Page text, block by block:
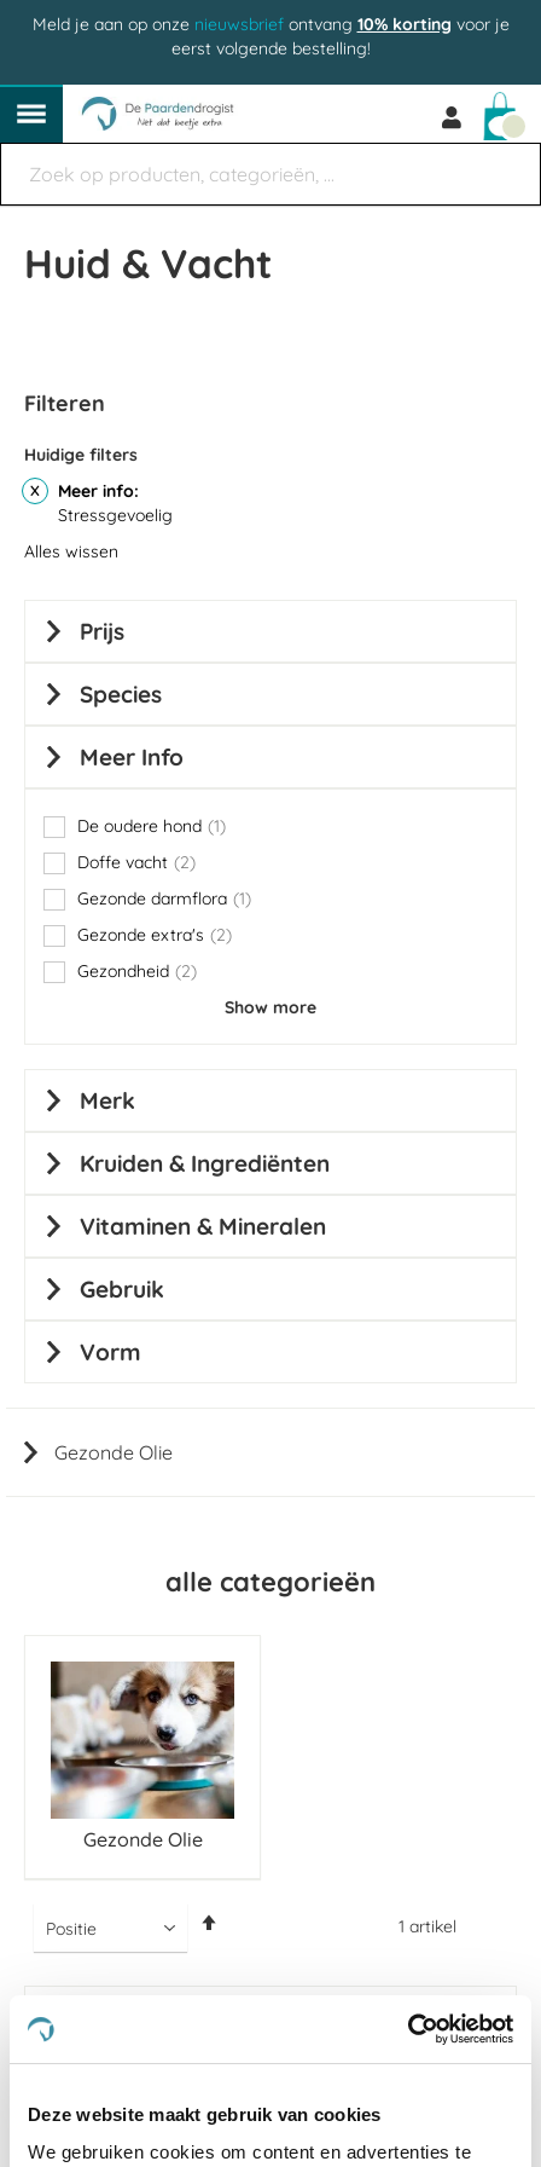
Deze website maakt gebruik van cookies
We gebruiken cookies om content en advertenties te
Meld je aan op onze nieuwsbriefontvang 10% korting voor je
eerst volgende bestelling!
Huid & Vacht
alle categorieën
Gezonde Olie
1 artikel
laag
-5 %
Gezonde Olie
Filteren
Huidige filters
Meer info
Stressgevoelig
Alles wissen
Prijs
Species
Meer Info
De oudere hond 1
item
Doffe vacht
2
items
Gezonde darmflora 1
item
Gezonde extra's
2
items
Gezondheid
2
items
Show more
Merk
Kruiden & Ingrediënten
Vitaminen & Mineralen
Gebruik
Vorm